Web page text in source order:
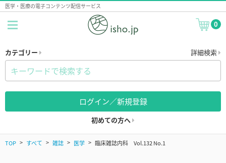
医学・医療の電子コンテンツ配信サービス
0
カテゴリー 詳細検索
ログイン／新規登録
初めての方へ
TOP すべて 雑誌 医学 臨床雑誌内科 Vol.132 No.1